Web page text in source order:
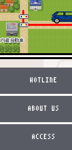
HOTLINE
ABOUT US
ACCESS